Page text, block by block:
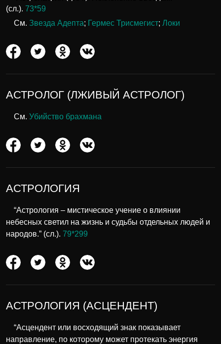
(сл.). 73*59
См. Звезда Адепта; Гермес Трисмегист; Локи
АСТРОЛОГ (ЛЖИВЫЙ АСТРОЛОГ)
См. Убийство брахмана
АСТРОЛОГИЯ
“Астрология – мистическое учение о влиянии
небесных светил на жизнь и судьбы отдельных людей и
народов.” (сл.). 79*299
АСТРОЛОГИЯ (АСЦЕНДЕНТ)
“Асцендент или восходящий знак показывает
направление, по которому может протекать энергия